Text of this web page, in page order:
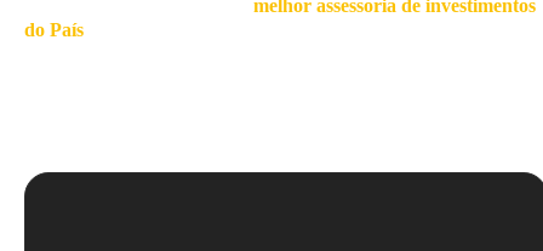
melhor assessoria de investimentos
do País